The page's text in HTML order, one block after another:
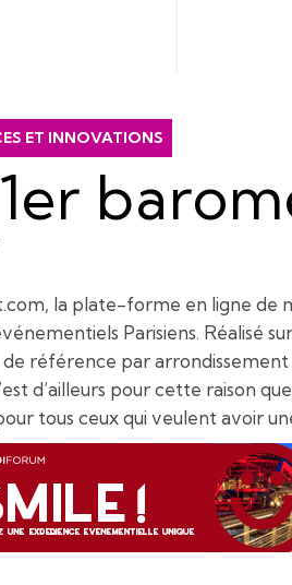
ET INNOVATIONS
la plate-forme en ligne de
Parisiens. Réalisé
référence par
d’ailleurs pour cette raison
tous ceux qui veulent avoir